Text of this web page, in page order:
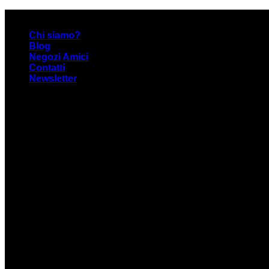
contentChi siamo?
Blog
Negozi Amici
Contatti
Newsletter